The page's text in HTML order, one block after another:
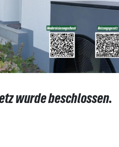
wurde beschlossen.